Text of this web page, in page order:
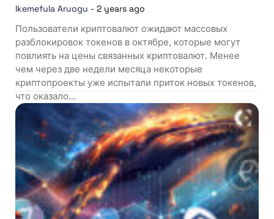
Ikemefula Aruogu - 2 years ago
Пользователи криптовалют ожидают массовых
разблокировок токенов в октябре, которые могут
повлиять на цены связанных криптовалют. Менее
чем через две недели месяца некоторые
криптопроекты уже испытали приток новых токенов,
что оказало...